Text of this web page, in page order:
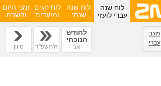
לוח שנה
עברי לועזי
לוח שנה
שנתי
לוח חגים
ומועדים
זמני היום
והשבת
מצב
עברי
לחודש
הנוכחי
אב ה'תשפ"ד סיוון